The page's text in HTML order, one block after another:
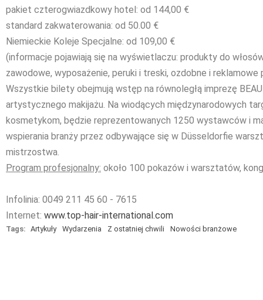
pakiet czterogwiazdkowy hotel: od 144,00 €
standard zakwaterowania: od 50.00 €
Niemieckie Koleje Specjalne: od 109,00 €
(informacje pojawiają się na wyświetlaczu: produkty do
zawodowe, wyposażenie, peruki i treski, ozdobne i reklamowe
Wszystkie bilety obejmują wstęp na równoległą imprezę
artystycznego makijażu. Na wiodących międzynarodowych
kosmetykom, będzie reprezentowanych 1250 wystawców i
wspierania branży przez odbywające się w Düsseldorfie
mistrzostwa.
Program profesjonalny: około 100 pokazów i warsztatów,
Infolinia: 0049 211 45 60 - 7615
Internet: www.top-hair-international.com
Tags: Artykuły Wydarzenia Z ostatniej chwili Nowości branżowe